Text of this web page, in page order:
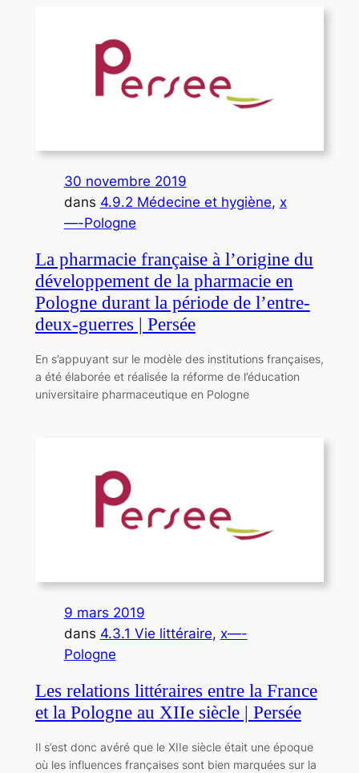
30 novembre 2019
dans 4.9.2 Médecine et hygiène, x
—-Pologne
La pharmacie française à l’origine du
développement de la pharmacie en
Pologne durant la période de l’entre-
deux-guerres | Persée
En s’appuyant sur le modèle des institutions françaises,
a été élaborée et réalisée la réforme de l’éducation
universitaire pharmaceutique en Pologne
9 mars 2019
dans 4.3.1 Vie littéraire, x—-
Pologne
Les relations littéraires entre la France
et la Pologne au XIIe siècle | Persée
Il s’est donc avéré que le XIIe siècle était une époque
où les influences françaises sont bien marquées sur la